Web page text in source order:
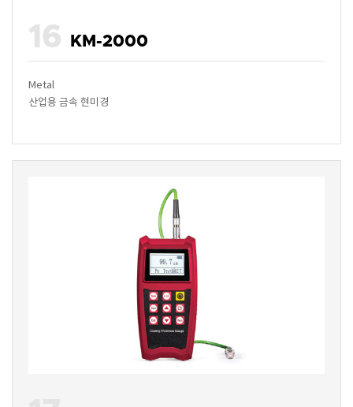
16 KM-2000
Metal
산업용 금속 현미경